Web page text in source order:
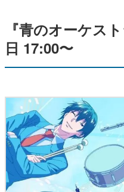
『青のオーケス
日 17:00〜